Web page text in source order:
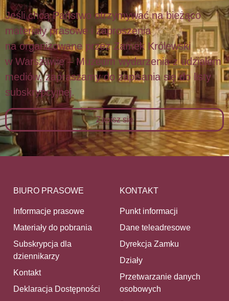
Jeśli chcą Państwo otrzymywać na bieżąco
materiały prasowe i zaproszenia
na organizowane przez Zamek Królewski
w Warszawie – Muzeum wydarzenia z udziałem
mediów, zapraszamy do zapisania się do listy
subskrypcyjnej.
Zapisz się
BIURO PRASOWE
Informacje prasowe
Materiały do pobrania
Subskrypcja dla
dziennikarzy
Kontakt
Deklaracja Dostępności
KONTAKT
Punkt informacji
Dane teleadresowe
Dyrekcja Zamku
Działy
Przetwarzanie danych
osobowych